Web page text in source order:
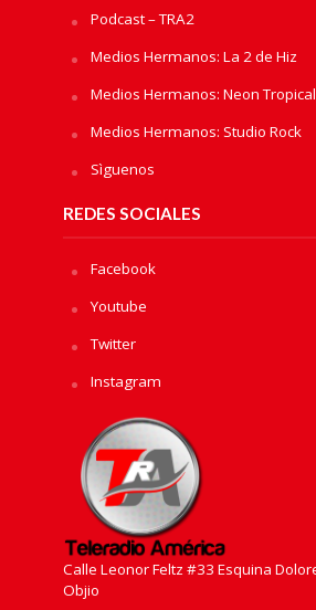
Podcast – TRA2
Medios Hermanos: La 2 de Hiz
Medios Hermanos: Neon
Medios Hermanos: Studio Rock
Sìguenos
REDES SOCIALES
Facebook
Youtube
Twitter
Instagram
Calle Leonor Feltz #33 Esquina
Objio